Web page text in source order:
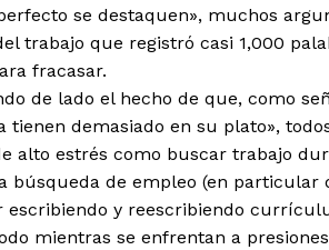
se destaquen», muchos
trabajo que registró casi 1,000
fracasar.
de lado el hecho de que, como
tienen demasiado en su plato»,
alto estrés como buscar trabajo
búsqueda de empleo (en particular
escribiendo y reescribiendo
mientras se enfrentan a